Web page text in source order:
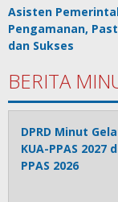
Asisten
Pengamanan,
dan Sukses
BERITA
DPRD Minut
KUA-PPAS 2027
PPAS 2026